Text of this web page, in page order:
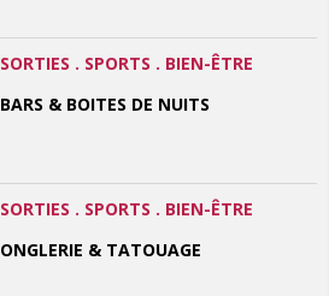
SORTIES . SPORTS . BIEN-ÊTRE
BARS & BOITES DE NUITS
SORTIES . SPORTS . BIEN-ÊTRE
ONGLERIE & TATOUAGE